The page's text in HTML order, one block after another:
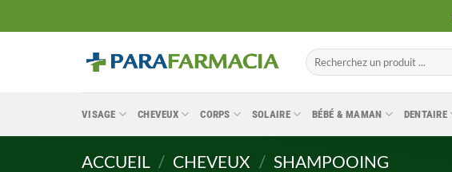
au
Recherche
pour :
VISAGE CHEVEUX CORPS SOLAIRE BÉBÉ & MAMAN DENTAIRE
ACCUEIL / CHEVEUX / SHAMPOOING